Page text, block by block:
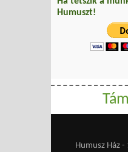
Humuszt!
Humusz Ház